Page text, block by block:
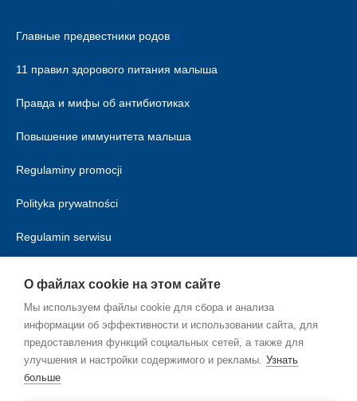
Главные предвестники родов
11 правил здорового питания малыша
Правда и мифы об антибиотиках
Повышение иммунитета малыша
Regulaminy promocji
Polityka prywatności
Regulamin serwisu
О файлах cookie на этом сайте
Мы используем файлы cookie для сбора и анализа
информации об эффективности и использовании сайта, для
предоставления функций социальных сетей, а также для
улучшения и настройки содержимого и рекламы. Узнать
больше